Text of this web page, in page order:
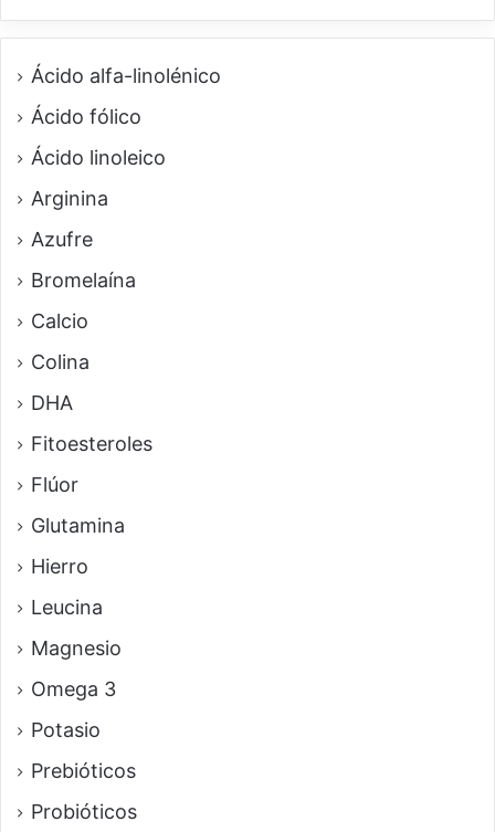
Ácido alfa-linolénico
Ácido fólico
Ácido linoleico
Arginina
Azufre
Bromelaína
Calcio
Colina
DHA
Fitoesteroles
Flúor
Glutamina
Hierro
Leucina
Magnesio
Omega 3
Potasio
Prebióticos
Probióticos